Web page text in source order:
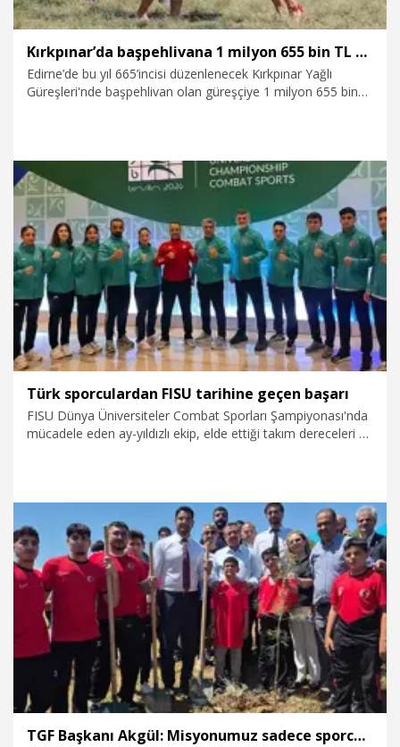
Kırkpınar’da başpehlivana 1 milyon 655 bin TL ödül
Edirne’de bu yıl 665’incisi düzenlenecek Kırkpınar Yağlı
Güreşleri'nde başpehlivan olan güreşçiye 1 milyon 655 bin
18.06.2026 Spor
Türk sporculardan FISU tarihine geçen başarı
FISU Dünya Üniversiteler Combat Sporları Şampiyonası'nda
mücadele eden ay-yıldızlı ekip, elde ettiği takım dereceleri ve
13.06.2026 Spor
TGF Başkanı Akgül: Misyonumuz sadece sporcu yetiştirmek değil, halka ve çocuklara doğru örnekler sunabilmek